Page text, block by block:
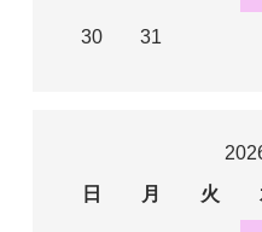
30 31
日
月 火